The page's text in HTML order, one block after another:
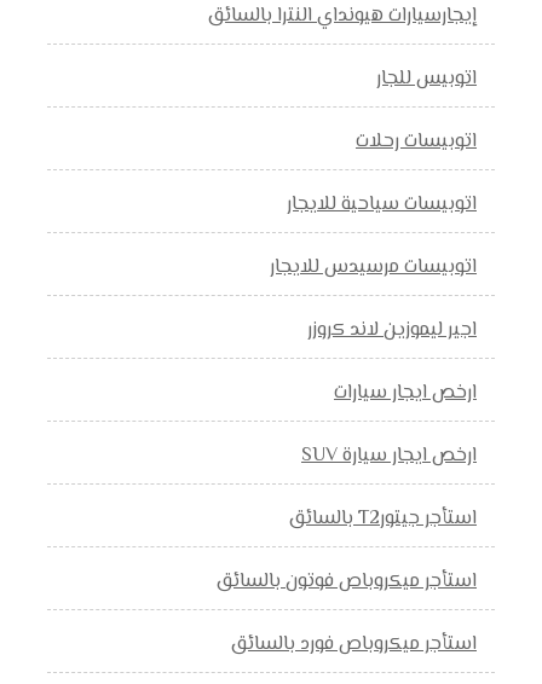
إيجارسيارات هيونداي النترا بالسائق
اتوبيس للجار
اتوبيسات رحلات
اتوبيسات سياحية للايجار
اتوبيسات مرسيدس للايجار
اجير ليموزين لاند كروزر
ارخص ايجار سيارات
ارخص ايجار سيارة SUV
استأجر جيتورT2 بالسائق
استأجر ميكروباص فوتون بالسائق
استأجر ميكروباص فورد بالسائق